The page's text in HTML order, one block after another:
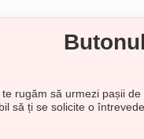
rugăm să urmezi pașii
să ți se solicite o